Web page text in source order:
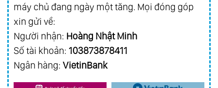
máy chủ đang ngày một tăng. Mọi đóng góp
xin gửi về:
Người nhận: Hoàng Nhật Minh
Số tài khoản: 103873878411
Ngân hàng: VietinBank